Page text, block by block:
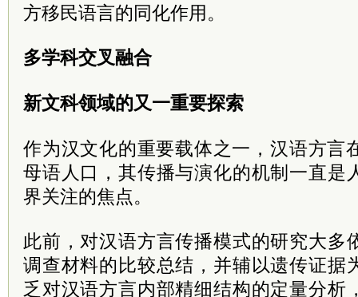
方移民语言的同化作用。
多学科交叉融合
新文科领域的又一重要探索
作为汉文化的重要载体之一，汉语方言
母语人口，其传播与演化的机制一直是
界关注的焦点。
此前，对汉语方言传播模式的研究大多
调查材料的比较总结，并辅以遗传证据
乏对汉语方言内部精细结构的定量分析